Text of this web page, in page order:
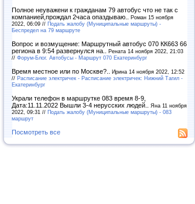
Полное неуважени к гражданам 79 автобус что не так с
компанией,прождал 2часа опаздываю.. Роман 15 ноября
2022, 06:09 // Подать жалобу (Муниципальные маршруты) -
Беспредел на 79 маршруте
Вопрос и возмущение: Маршрутный автобус 070 КК663 66
региона в 9:54 развернулся на.. Рената 14 ноября 2022, 21:03
// Форум-Блог. Автобусы - Маршрут 070 Екатеринбург
Время местное или по Москве?.. Ирина 14 ноября 2022, 12:52
// Расписание электричек - Расписание электричек: Нижний Тагил -
Екатеринбург
Украли телефон в маршрутке 083 время 8-9,
Дата:11.11.2022 Вышли 3-4 нерусских людей.. Яна 11 ноября
2022, 09:31 // Подать жалобу (Муниципальные маршруты) - 083
маршрут
Посмотреть все